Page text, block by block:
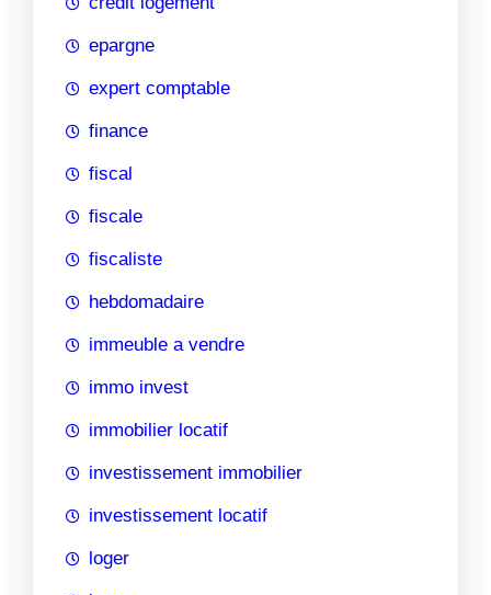
epargne
expert comptable
finance
fiscal
fiscale
fiscaliste
hebdomadaire
immeuble a vendre
immo invest
immobilier locatif
investissement immobilier
investissement locatif
loger